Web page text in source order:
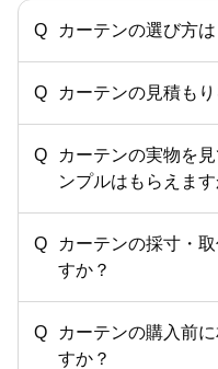
カーテンの選び方は
カーテンの見積も
カーテンの実物を
ンプルはもらえます
カーテンの採寸・
すか？
カーテンの購入前
すか？